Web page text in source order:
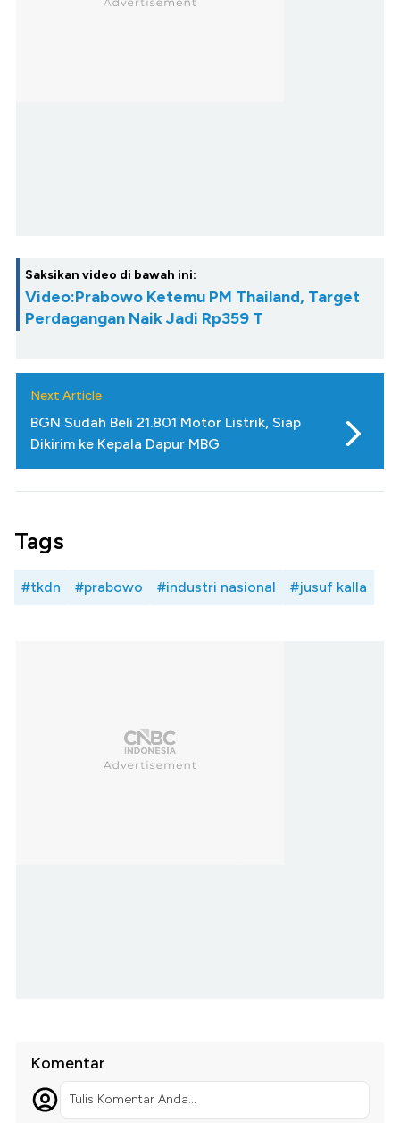
Saksikan video di bawah ini:
Video:Prabowo Ketemu PM Thailand, Target
Perdagangan Naik Jadi Rp359 T
Next Article
BGN Sudah Beli 21.801 Motor Listrik, Siap
Dikirim ke Kepala Dapur MBG
Tags
#tkdn #prabowo #industri nasional #jusuf kalla
Komentar
Tulis Komentar Anda...